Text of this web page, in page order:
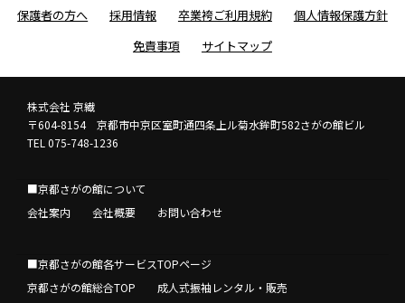
保護者の方へ 採用情報 卒業袴ご利用規約
個人情報保護方針
免責事項
サイトマップ
株式会社 京繊
〒604-8154 京都市中京区室町通四条上ル菊水鉾町582さがの館ビル
TEL 075-748-1236
■京都さがの館について
会社案内
会社概要 お問い合わせ
■京都さがの館各サービスTOPページ
京都さがの館総合TOP
成人式振袖レンタル・販売